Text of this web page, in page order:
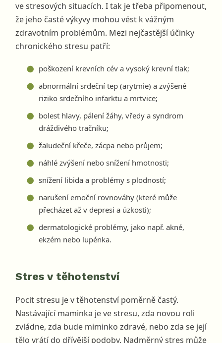
ve stresových situacích. I tak je třeba připomenout,
že jeho časté výkyvy mohou vést k vážným
zdravotním problémům. Mezi nejčastější účinky
chronického stresu patří:
poškození krevních cév a vysoký krevní tlak;
abnormální srdeční tep (arytmie) a zvýšené
riziko srdečního infarktu a mrtvice;
bolest hlavy, pálení žáhy, vředy a syndrom
dráždivého tračníku;
žaludeční křeče, zácpa nebo průjem;
náhlé zvýšení nebo snížení hmotnosti;
snížení libida a problémy s plodností;
narušení emoční rovnováhy (které může
přecházet až v depresi a úzkosti);
dermatologické problémy, jako např. akné,
ekzém nebo lupénka.
Stres v těhotenství
Pocit stresu je v těhotenství poměrně častý.
Nastávající maminka je ve stresu, zda novou roli
zvládne, zda bude miminko zdravé, nebo zda se její
tělo vrátí do dřívější podoby. Nadměrný stres může